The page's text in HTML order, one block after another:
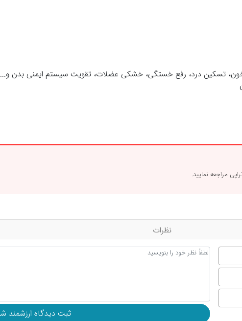
تسکین درد، رفع خستگی، خشکی عضلات، تقویت سیستم ایمنی بدن و...
مراجعه نمایید.
نظرات